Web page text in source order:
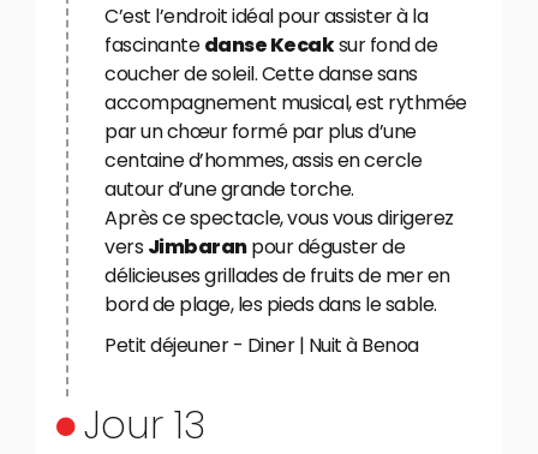
C’est l’endroit idéal pour assister à la
fascinantedanse Kecaksur fond de
coucher de soleil. Cette danse sans
accompagnement musical, est rythmée
par un chœur formé par plus d’une
centaine d’hommes, assis en cercle
autour d’une grande torche.
Après ce spectacle, vous vous dirigerez
versJimbaranpour déguster de
délicieuses grillades de fruits de mer en
bord de plage, les pieds dans le sable.
Petit déjeuner - Diner | Nuit à Benoa
Jour 13